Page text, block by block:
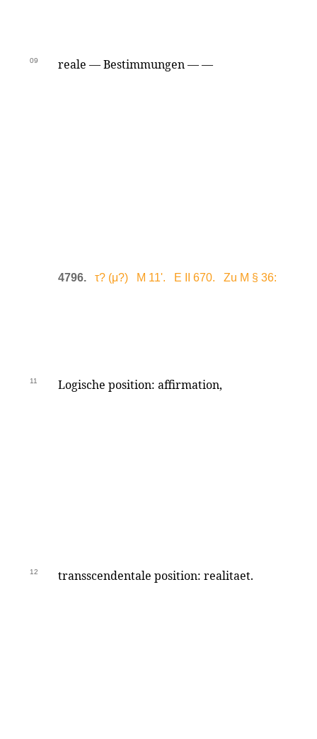
09 reale — Bestimmungen — —
4796. τ? (μ?) M 11'. E II 670. Zu M § 36:
11 Logische position: affirmation,
12 transscendentale position: realitaet.